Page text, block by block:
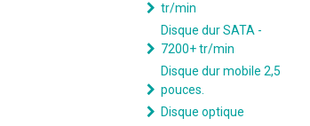
tr/min
Disque dur SATA -
7200+ tr/min
Disque dur mobile 2,5
pouces.
Disque optique